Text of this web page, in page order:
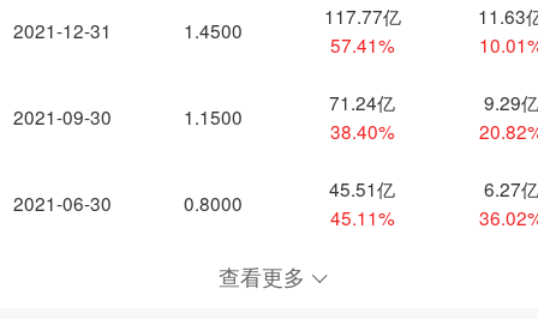
2021-12-31
2021-09-30
2021-06-30
1.4500
117.77亿
57.41%
11.63
1.1500
71.24亿
38.40%
9.29亿
0.8000
45.51亿
45.11%
6.27亿
查看更多